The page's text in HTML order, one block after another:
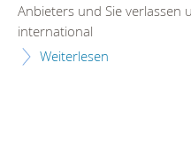
Anbieters und Sie verlassen
international
Weiterlesen